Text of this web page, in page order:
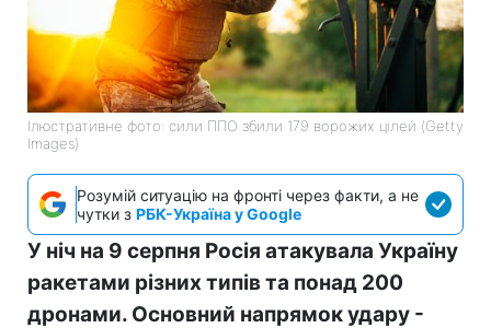
Ілюстративне фото: сили ППО збили 179 ворожих цілей (Getty
Images)
Розумій ситуацію на фронті через факти, а не
чутки з РБК-Україна у Google
У ніч на 9 серпня Росія атакувала Україну
ракетами різних типів та понад 200
дронами. Основний напрямок удару -